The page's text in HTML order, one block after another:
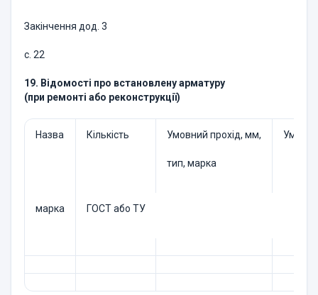
Закінчення дод. 3
с. 22
19. Відомості про встановлену арматуру
(при ремонті або реконструкції)
Назва Кількість Умовний прохід, мм,
тип, марка
марка ГОСТ або ТУ